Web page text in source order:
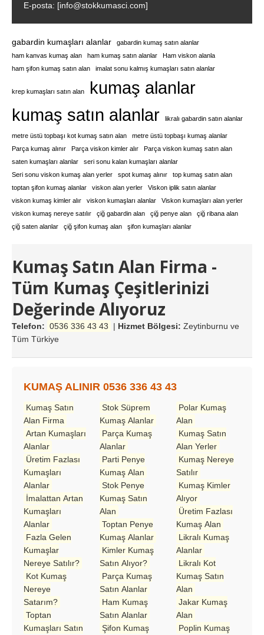
E-posta: [info@stokkumasci.com]
gabardin kumaşları alanlar
gabardin kumaş satın alanlar
ham kanvas kumaş alan
ham kumaş satın alanlar
Ham viskon alanla
ham şifon kumaş satın alan
imalat sonu kalmış kumaşları satın alanlar
krep kumaşları satın alan
kumaş alanlar
kumaş satın alanlar
likralı gabardin satın alanlar
metre üstü topbaşı kot kumaş satın alan
metre üstü topbaşı kumaş alanlar
Parça kumaş alınır
Parça viskon kimler alır
Parça viskon kumaş satın alan
saten kumaşları alanlar
seri sonu kalan kumaşları alanlar
Seri sonu viskon kumaş alan yerler
spot kumaş alınır
top kumaş satın alan
toptan şifon kumaş alanlar
viskon alan yerler
Viskon iplik satın alanlar
viskon kumaş kimler alır
viskon kumaşları alanlar
Viskon kumaşları alan yerler
viskon kumaş nereye satılır
çiğ gabardin alan çiğ penye alan
çiğ ribana alan
çiğ saten alanlar
çiğ şifon kumaş alan şifon kumaşları alanlar
Kumaş Satın Alan Firma -
Tüm Kumaş Çeşitlerinizi
Değerinde Alıyoruz
Telefon: 0536 336 43 43 | Hizmet Bölgesi: Zeytinburnu ve
Tüm Türkiye
KUMAŞ ALINIR 0536 336 43 43
Kumaş Satın
Alan Firma
Artan Kumaşları
Alanlar
Üretim Fazlası
Kumaşları
Alanlar
İmalattan Artan
Kumaşları
Alanlar
Fazla Gelen
Kumaşlar
Nereye Satılır?
Kot Kumaş
Nereye
Satarım?
Toptan
Kumaşları Satın
Stok Süprem
Kumaş Alanlar
Parça Kumaş
Alanlar
Parti Penye
Kumaş Alan
Stok Penye
Kumaş Satın
Alan
Toptan Penye
Kumaş Alanlar
Kimler Kumaş
Satın Alıyor?
Parça Kumaş
Satın Alanlar
Ham Kumaş
Satın Alanlar
Şifon Kumaş
Polar Kumaş
Alan
Kumaş Satın
Alan Yerler
Kumaş Nereye
Satılır
Kumaş Kimler
Alıyor
Üretim Fazlası
Kumaş Alan
Likralı Kumaş
Alanlar
Likralı Kot
Kumaş Satın
Alan
Jakar Kumaş
Alan
Poplin Kumaş